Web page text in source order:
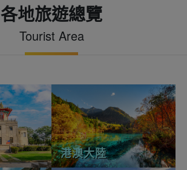
各地旅遊總覽
Tourist Area
港澳大陸